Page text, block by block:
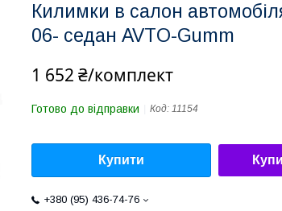
Килимки в салон
06- седан AVTO-Gumm
1 652 ₴/комплект
Готово до відправки Код: 11154
Купити
+380 (95) 436-74-76